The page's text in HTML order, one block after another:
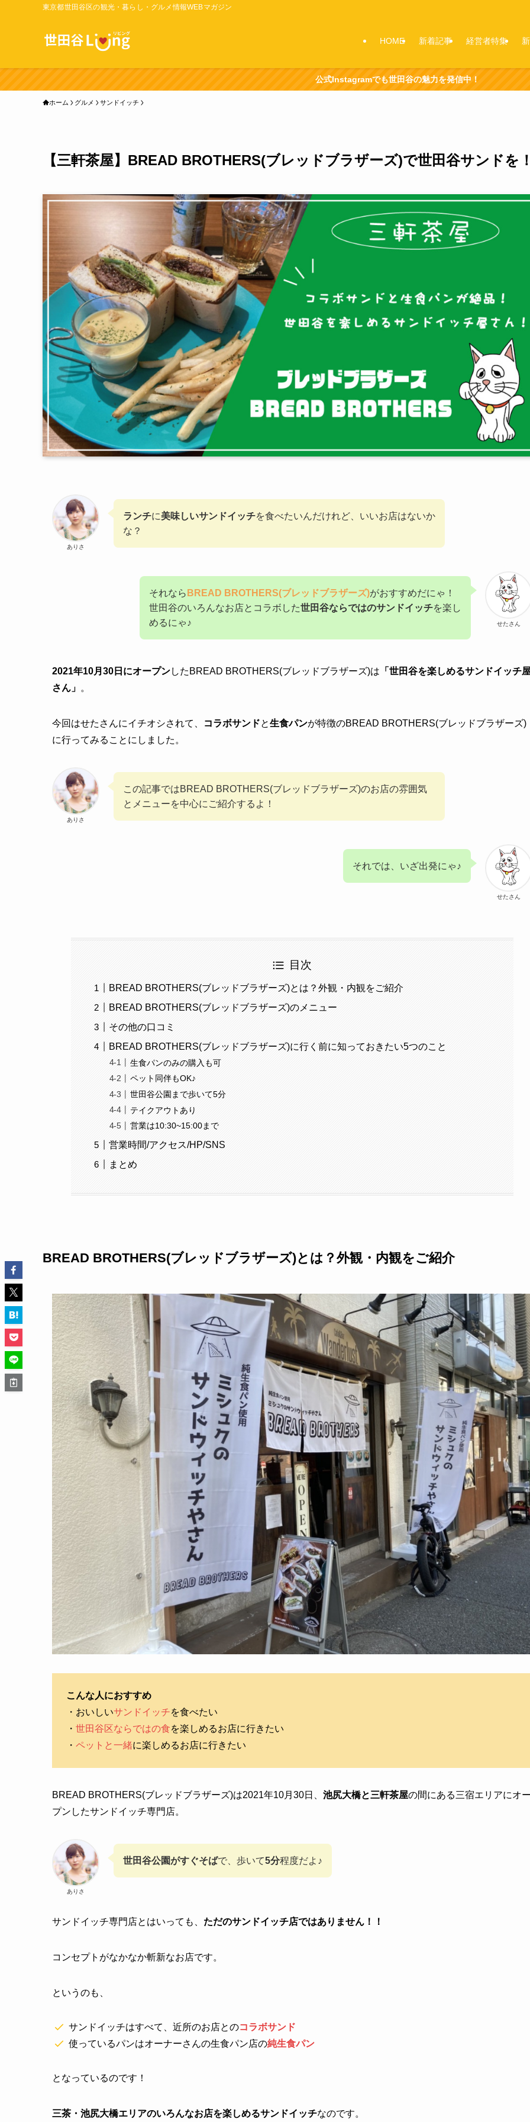
東京都世田谷区の観光・暮らし・グルメ情報WEBマガジン
HOME 新着記事 経営者特集
公式Instagramでも世田谷の魅力を発信中！
ホーム グルメ サンドイッチ
【三軒茶屋】BREAD BROTHERS(ブレッドブラザーズ)で世田谷サンドを
ありさ
ランチに美味しいサンドイッチを食べたいんだけれど、いいお店はないか
な？
せたさん
それなら BREAD BROTHERS(ブレッドブラザーズ)がおすすめだにゃ！
世田谷のいろんなお店とコラボした世田谷ならではのサンドイッチを楽し
めるにゃ♪
2021年10月30日にオープンしたBREAD BROTHERS(ブレッドブラザーズ)は 「世田谷を楽しめるサンドイッチ
さん」 。
今回はせたさんにイチオシされて、 コラボサンドと生食パンが特徴のBREAD BROTHERS(ブレッドブラザーズ)
に行ってみることにしました。
ありさ
この記事ではBREAD BROTHERS(ブレッドブラザーズ)のお店の雰囲気
とメニューを中心にご紹介するよ！
せたさん
それでは、いざ出発にゃ♪
目次
BREAD BROTHERS(ブレッドブラザーズ)とは？外観・内観をご紹介
BREAD BROTHERS(ブレッドブラザーズ)のメニュー
その他の口コミ
BREAD BROTHERS(ブレッドブラザーズ)に行く前に知っておきたい5つのこと
生食パンのみの購入も可
ペット同伴もOK♪
世田谷公園まで歩いて5分
テイクアウトあり
営業は10:30~15:00まで
営業時間/アクセス/HP/SNS
まとめ
BREAD BROTHERS(ブレッドブラザーズ)とは？外観・内観をご紹介
こんな人におすすめ
・おいしいサンドイッチを食べたい
・ 世田谷区ならではの食を楽しめるお店に行きたい
・ ペットと一緒に楽しめるお店に行きたい
BREAD BROTHERS(ブレッドブラザーズ)は2021年10月30日、 池尻大橋と三軒茶屋の間にある三宿エリアにオ
プンしたサンドイッチ専門店。
ありさ
世田谷公園がすぐそばで、歩いて5分程度だよ♪
サンドイッチ専門店とはいっても、 ただのサンドイッチ店ではありません！！
コンセプトがなかなか斬新なお店です。
というのも、
サンドイッチはすべて、近所のお店とのコラボサンド
使っているパンはオーナーさんの生食パン店の純生食パン
となっているのです！
三茶・池尻大橋エリアのいろんなお店を楽しめるサンドイッチなのです。